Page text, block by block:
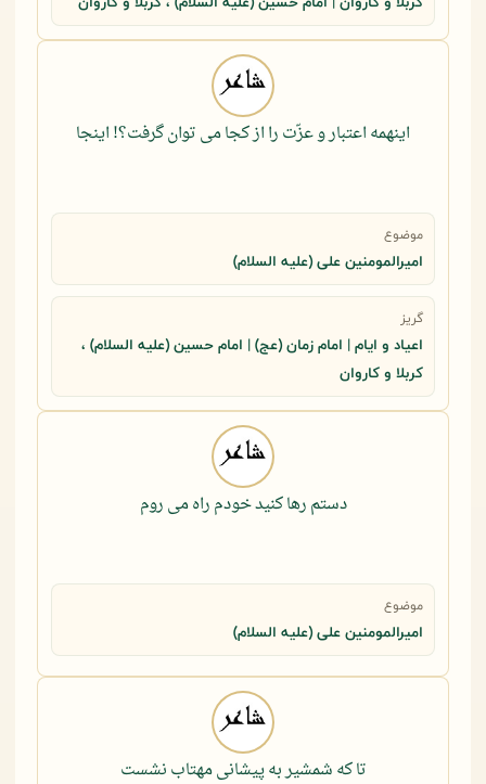
اینهمه اعتبار و عزّت را از کجا می توان گرفت؟! اینجا
موضوع
امیرالمومنین علی (علیه السلام)
گریز
اعیاد و ایام | امام زمان (عج) | امام حسین (علیه السلام) ،
کربلا و کاروان
دستم رها کنید خودم راه می روم
موضوع
امیرالمومنین علی (علیه السلام)
تا که شمشیر به پیشانی مهتاب نشست